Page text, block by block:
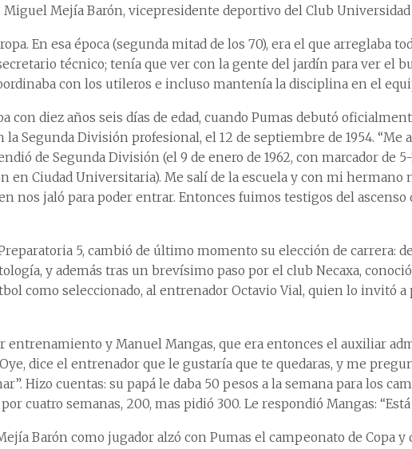
Miguel Mejía Barón, vicepresidente deportivo del Club Universidad
En esa época (segunda mitad de los 70), era el que arreglaba
técnico; tenía que ver con la gente del jardín para ver el
con los utileros e incluso mantenía la disciplina en el
con diez años seis días de edad, cuando Pumas debutó
Segunda División profesional, el 12 de septiembre de 1954. “Me
de Segunda División (el 9 de enero de 1962, con marcador de
en Ciudad Universitaria). Me salí de la escuela y con mi hermano
nos jaló para poder entrar. Entonces fuimos testigos del ascenso
5, cambió de último momento su elección de carrera: de
y además tras un brevísimo paso por el club Necaxa,
como seleccionado, al entrenador Octavio Vial, quien lo invitó a
entrenamiento y Manuel Mangas, que era entonces el auxiliar
dice el entrenador que le gustaría que te quedaras, y me
Hizo cuentas: su papá le daba 50 pesos a la semana para los
cuatro semanas, 200, mas pidió 300. Le respondió Mangas: “Está
Barón como jugador alzó con Pumas el campeonato de Copa y